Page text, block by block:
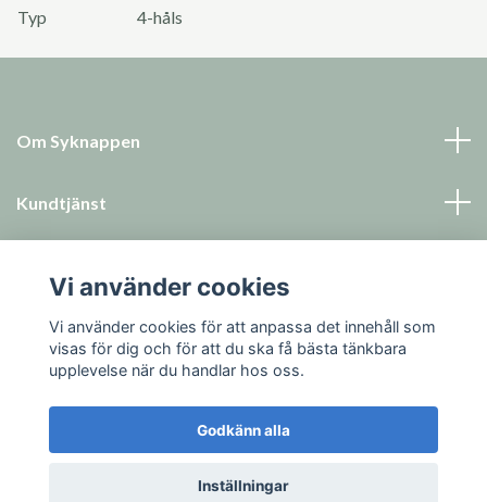
Typ
4-håls
Om Syknappen
Kundtjänst
Sociala medier
© 2026 Syknappen
Vi använder cookies
Vi använder cookies för att anpassa det innehåll som
visas för dig och för att du ska få bästa tänkbara
upplevelse när du handlar hos oss.
Godkänn alla
Inställningar